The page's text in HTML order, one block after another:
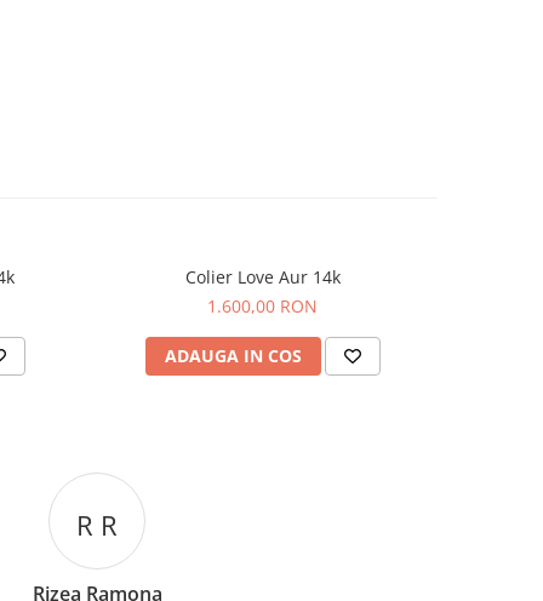
Colier Love Aur 14k
1.600,00 RON
ADAUGA IN COS
Corina Cori